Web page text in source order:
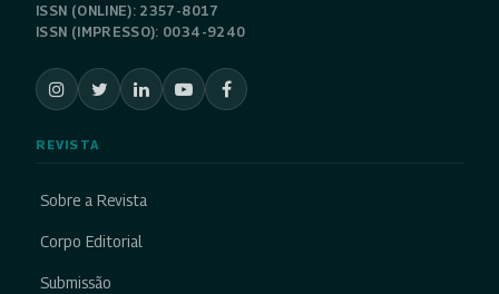
ISSN (ONLINE): 2357-8017
ISSN (IMPRESSO): 0034-9240
REVISTA
Sobre a Revista
Corpo Editorial
Submissão